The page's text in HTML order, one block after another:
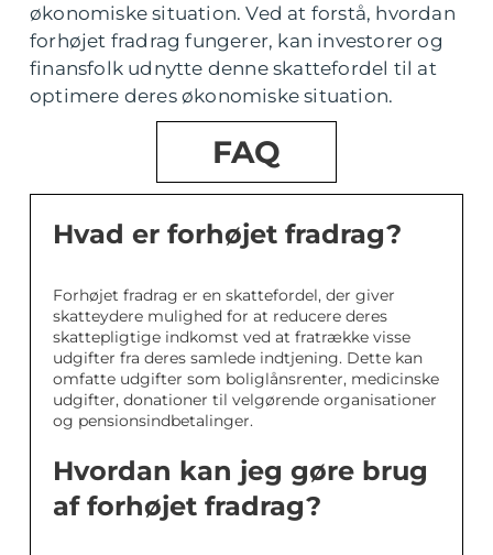
økonomiske situation. Ved at forstå, hvordan
forhøjet fradrag fungerer, kan investorer og
finansfolk udnytte denne skattefordel til at
optimere deres økonomiske situation.
FAQ
Hvad er forhøjet fradrag?
Forhøjet fradrag er en skattefordel, der giver
skatteydere mulighed for at reducere deres
skattepligtige indkomst ved at fratrække visse
udgifter fra deres samlede indtjening. Dette kan
omfatte udgifter som boliglånsrenter, medicinske
udgifter, donationer til velgørende organisationer
og pensionsindbetalinger.
Hvordan kan jeg gøre brug
af forhøjet fradrag?